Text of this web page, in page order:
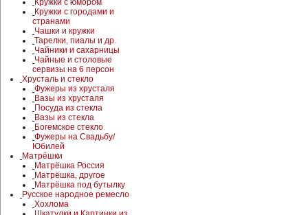
Кружки с юмором
Кружки с городами и
странами
Чашки и кружки
Тарелки, пиалы и др.
Чайники и сахарницы
Чайные и столовые
сервизы на 6 персон
Хрусталь и стекло
Фужеры из хрусталя
Вазы из хрусталя
Посуда из стекла
Вазы из стекла
Богемское стекло
Фужеры на Свадьбу/
Юбилей
Матрёшки
Матрёшка Россия
Матрёшка, другое
Матрёшка под бутылку
Русское народное ремесло
Хохлома